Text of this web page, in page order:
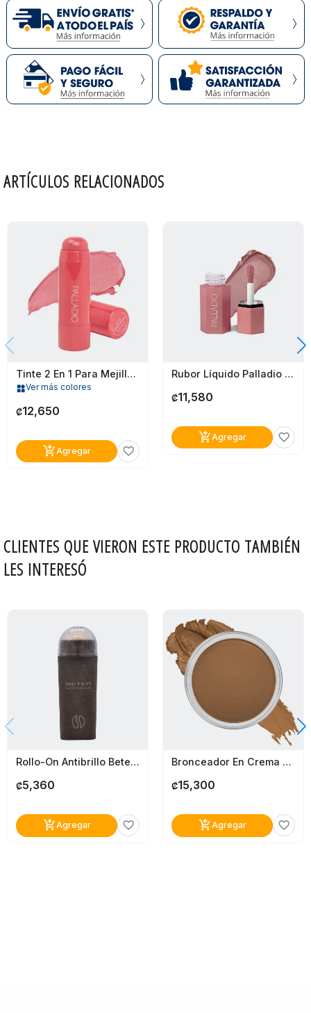
ARTÍCULOS RELACIONADOS
Tinte 2 En 1 Para Mejillas Y Labios Palladio Sweetheart
widgetsVer más colores
₡12,650
add_shopping_cartAgregar favorite_border
Rubor Líquido Palladio Dainty
₡11,580
add_shopping_cartAgregar favorite_border
CLIENTES QUE VIERON ESTE PRODUCTO TAMBIÉN
LES INTERESÓ
Rollo-On Antibrillo Beter Piedra Volcánica
₡5,360
add_shopping_cartAgregar favorite_border
Bronceador En Crema Toasted Almond Palladio
₡15,300
add_shopping_cartAgregar favorite_border